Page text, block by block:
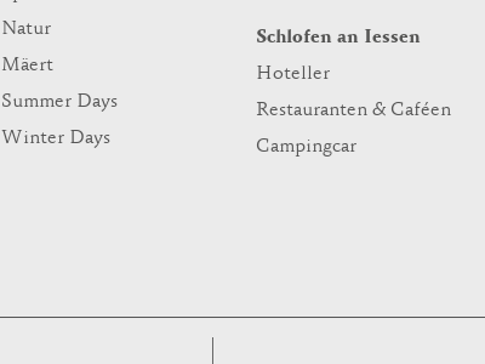
Natur
Mäert
Summer Days
Winter Days
Schlofen an Iessen
Hoteller
Restauranten & Caféen
Campingcar